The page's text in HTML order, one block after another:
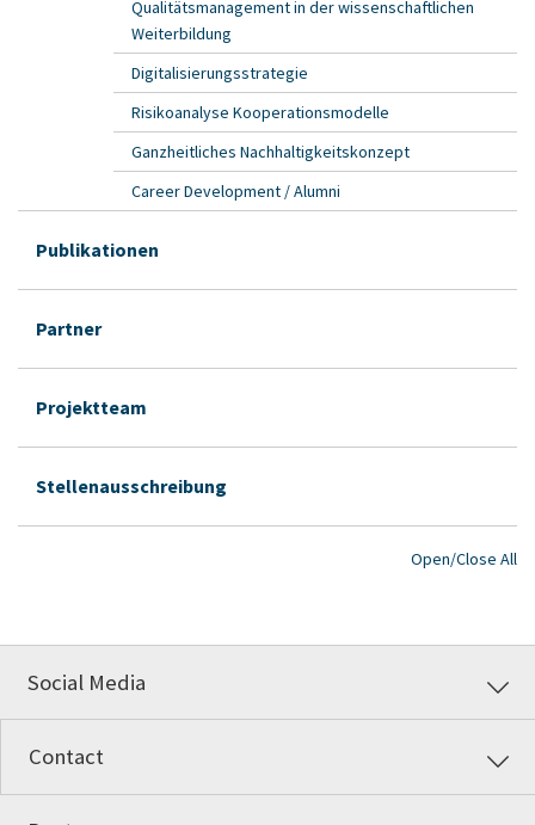
Qualitätsmanagement in der wissenschaftlichen
Weiterbildung
Digitalisierungsstrategie
Risikoanalyse Kooperationsmodelle
Ganzheitliches Nachhaltigkeitskonzept
Career Development / Alumni
Publikationen
Partner
Projektteam
Stellenausschreibung
Open/Close All
Social Media
Contact